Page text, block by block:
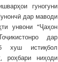
гуногуни
дар маводи
унвони “Ҷаҳон
дар
хуш истиқбол
роҳбари ниҳоди